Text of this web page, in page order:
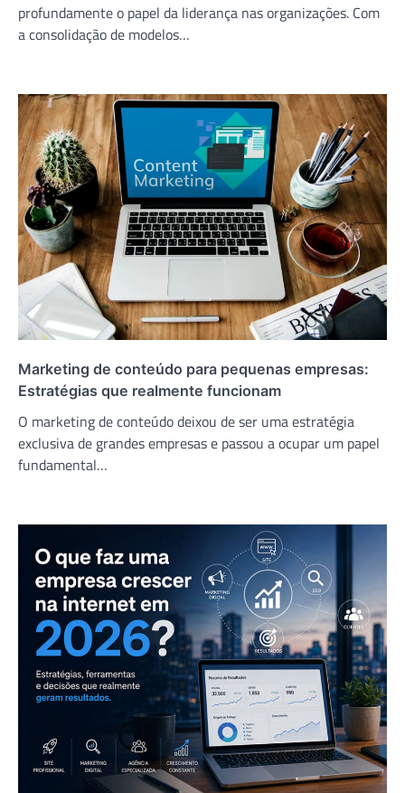
profundamente o papel da liderança nas organizações. Com
a consolidação de modelos…
Marketing de conteúdo para pequenas empresas:
Estratégias que realmente funcionam
O marketing de conteúdo deixou de ser uma estratégia
exclusiva de grandes empresas e passou a ocupar um papel
fundamental…